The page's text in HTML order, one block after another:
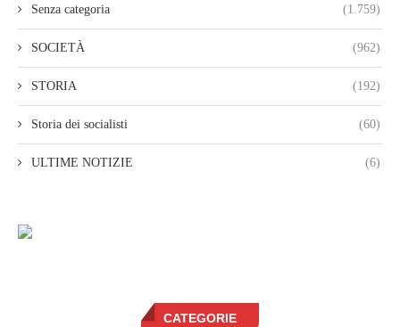
Senza categoria (1.759)
SOCIETÀ (962)
STORIA (192)
Storia dei socialisti (60)
ULTIME NOTIZIE (6)
CATEGORIE